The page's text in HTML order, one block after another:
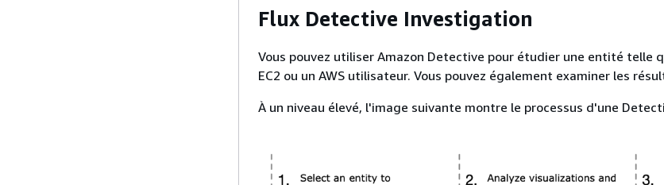
Flux Detective Investigation
Vous pouvez utiliser Amazon Detective pour étudier une entité telle
EC2 ou un AWS utilisateur. Vous pouvez également examiner les
À un niveau élevé, l'image suivante montre le processus d'une